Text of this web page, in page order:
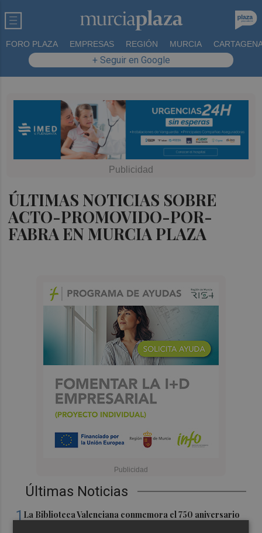
FORO PLAZA EMPRESAS REGIÓN MURCIA
+ Seguir en Google
ÚLTIMAS NOTICIAS SOBRE
ACTO-PROMOVIDO-POR-
FABRA EN MURCIA PLAZA
Últimas Noticias
1 La Biblioteca Valenciana conmemora el 750 aniversario